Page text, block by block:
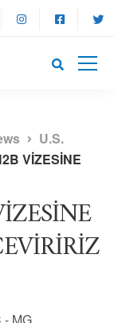
U.S.
VİZESİNE